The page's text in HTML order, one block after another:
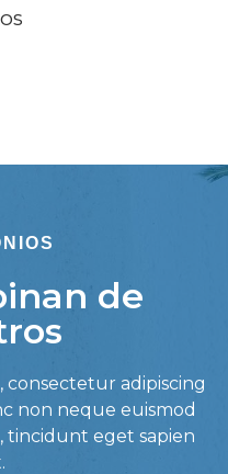
de
consectetur adipiscing
non neque euismod
tincidunt eget sapien